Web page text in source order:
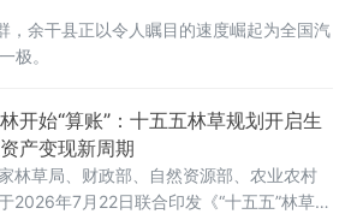
，余干县正以令人瞩目的速度崛起为全国汽
极。
开始“算账”：十五五林草规划开启生
产变现新周期
林草局、财政部、自然资源部、农业农村
2026年7月22日联合印发《“十五五”林草保